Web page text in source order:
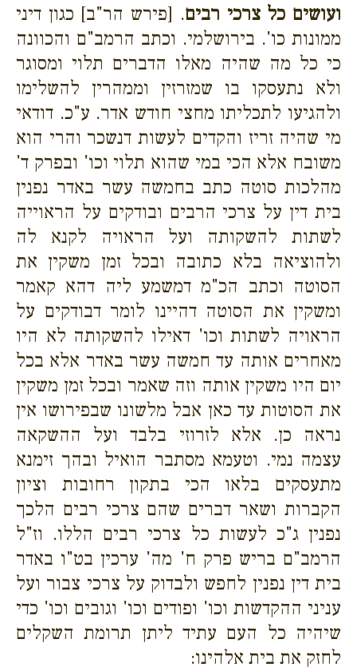
ועושים כל צרכי רבים. [פירש הר"ב] כגון דיני
ממונות כו'. בירושלמי. וכתב הרמב"ם והכוונה
כי כל מה שהיה מאלו הדברים תלוי ומסוגר
ולא נתעסקו בו שמזרזין וממהרין להשלימו
ולהגיעו לתכליתו מחצי חודש אדר. ע"כ. דודאי
מי שהיה זריז והקדים לעשות דנשכר והרי הוא
משובח אלא הכי במי שהוא תלוי וכו' ובפרק ד'
מהלכות סוטה כתב בחמשה עשר באדר נפנין
בית דין על צרכי הרבים ובודקים על הראוייה
לשתות להשקותה ועל הראויה לקנא לה
ולהוציאה בלא כתובה ובכל זמן משקין את
הסוטה וכתב הכ"מ דמשמע ליה דהא קאמר
ומשקין את הסוטה דהיינו לומר דבודקים על
הראויה לשתות וכו' דאילו להשקותה לא היו
מאחרים אותה עד חמשה עשר באדר אלא בכל
יום היו משקין אותה וזה שאמר ובכל זמן משקין
את הסוטות עד כאן אבל מלשונו שבפירושו אין
נראה כן. אלא לזרוזי בלבד ועל ההשקאה
עצמה נמי. וטעמא מסתבר הואיל ובהך זימנא
מתעסקים בלאו הכי בתקון רחובות וציון
הקברות ושאר דברים שהם צרכי רבים הלכך
נפנין ג"כ לעשות כל צרכי רבים הללו. וז"ל
הרמב"ם בריש פרק ח' מה' ערכין בט"ו באדר
בית דין נפנין לחפש ולבדוק על צרכי צבור ועל
עניני ההקדשות וכו' ופודים וכו' וגובים וכו' כדי
שיהיה כל העם עתיד ליתן תרומת השקלים
לחזק את בית אלהינו: